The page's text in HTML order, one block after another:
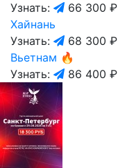
Узнать:
66 300 ₽
Хайнань
Узнать:
68 300 ₽
Вьетнам 🔥
Узнать:
86 400 ₽